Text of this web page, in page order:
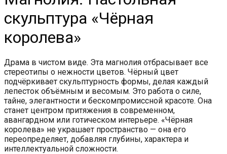
скульптура «Чёрная
королева»
Драма в чистом виде. Эта магнолия отбрасывает все
стереотипы о нежности цветов. Чёрный цвет
подчёркивает скульптурность формы, делая каждый
лепесток объёмным и весомым. Это работа о силе,
тайне, элегантности и бескомпромиссной красоте. Она
станет центром притяжения в современном,
авангардном или готическом интерьере. «Чёрная
королева» не украшает пространство — она его
переопределяет, добавляя глубины, характера и
интеллектуальной сложности.